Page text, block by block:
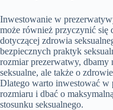
Inwestowanie w
może również przyczynić się
dotyczącej zdrowia
bezpiecznych praktyk
rozmiar prezerwatwy, dbamy
seksualne, ale także o
Dlatego warto inwestować
rozmiaru i dbać o
stosunku seksualnego.